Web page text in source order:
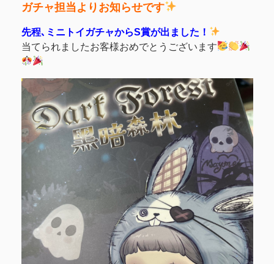
ガチャ担当よりお知らせです
先程､ミニトイガチャからS賞が出ました！
当てられましたお客様おめでとうございます